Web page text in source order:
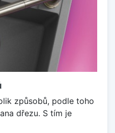
způsobů, podle toho
dřezu. S tím je